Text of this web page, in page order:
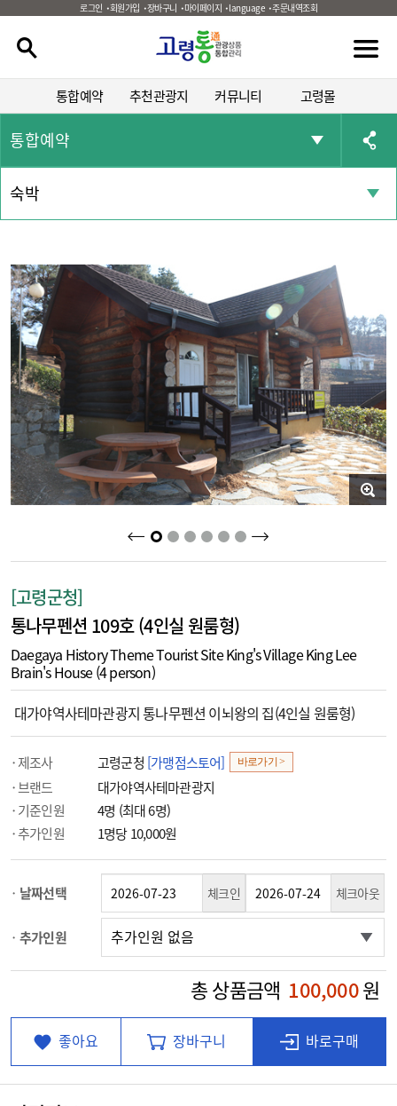
로그인 회원가입 장바구니 마이페이지 language 주문내역조회
통합예약 추천관광지 커뮤니티 고령몰
통합예약
숙박
2 3 4 5 6
[고령군청]
통나무펜션 109호 (4인실 원룸형)
Daegaya History Theme Tourist Site King's Village King Lee
Brain's House (4 person)
대가야역사테마관광지 통나무펜션 이뇌왕의 집(4인실 원룸형)
제조사 고령군청 [가맹점스토어] 바로가기 >
브랜드
대가야역사테마관광지
기준인원
4명 (최대 6명)
추가인원
1명당 10,000원
날짜선택 체크인 체크아웃
추가인원
총 상품금액 100,000원
좋아요 장바구니 바로구매